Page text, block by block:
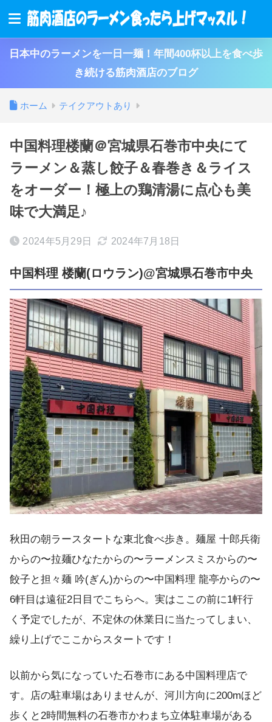
日本中のラーメンを一日一麺！年間400杯以上を食べ歩
き続ける筋肉酒店のブログ
ホーム テイクアウトあり
中国料理楼蘭＠宮城県石巻市中央にて
ラーメン＆蒸し餃子＆春巻き＆ライス
をオーダー！極上の鶏清湯に点心も美
味で大満足♪
2024年5月29日 2024年7月18日
中国料理 楼蘭(ロウラン)@宮城県石巻市中央
秋田の朝ラースタートな東北食べ歩き。麺屋 十郎兵衛
からの〜拉麺ひなたからの〜ラーメンスミスからの〜
餃子と担々麺 吟(ぎん)からの〜中国料理 龍亭からの〜
6軒目は遠征2日目でこちらへ。実はここの前に1軒行
く予定でしたが、不定休の休業日に当たってしまい、
繰り上げでここからスタートです！
以前から気になっていた石巻市にある中国料理店で
す。店の駐車場はありませんが、河川方向に200mほど
歩くと2時間無料の石巻市かわまち立体駐車場がある